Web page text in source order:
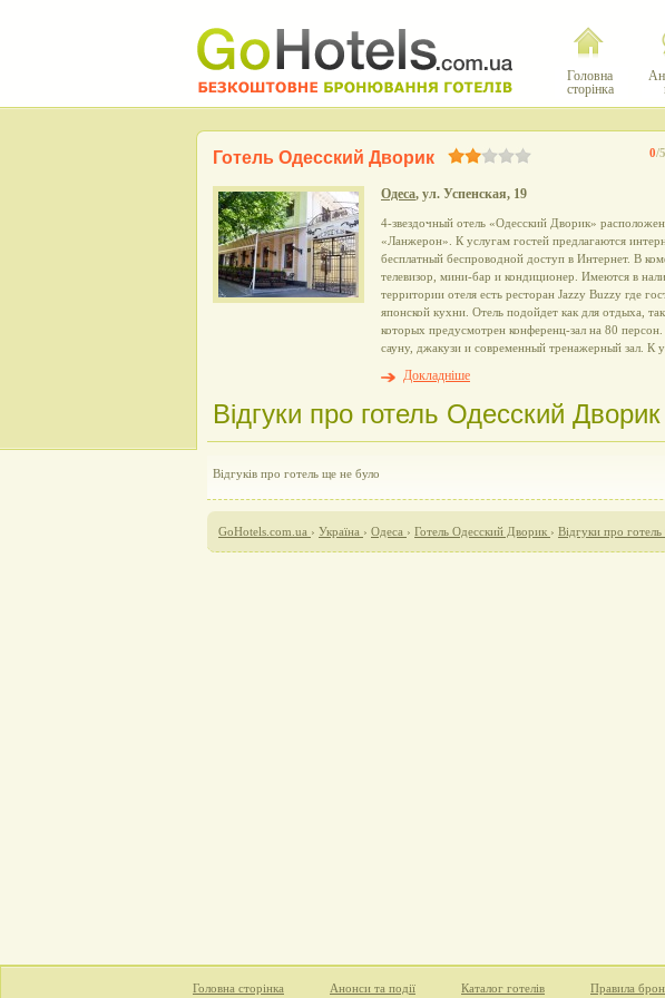
Головна
сторінка
0/5
Готель Одесский Дворик
Одеса, ул. Успенская, 19
4-звездочный отель «Одесский Дворик»
«Ланжерон». К услугам гостей предлагаются
бесплатный беспроводной доступ в Интернет. В
телевизор, мини-бар и кондиционер. Имеются в
территории отеля есть ресторан Jazzy Buzzy где
японской кухни. Отель подойдет как для отдыха,
которых предусмотрен конференц-зал на 80
сауну, джакузи и современный тренажерный зал. К
Докладніше
Відгуки про готель Одесский Дворик
Відгуків про готель ще не було
GoHotels.com.ua › Україна › Одеса › Готель Одесский Дворик › Відгуки про
Головна сторінка Анонси та події Каталог готелів Правила